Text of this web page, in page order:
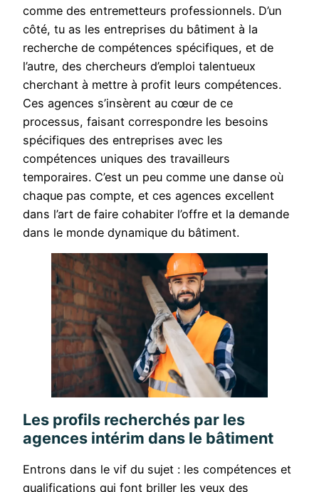
comme des entremetteurs professionnels. D’un
côté, tu as les entreprises du bâtiment à la
recherche de compétences spécifiques, et de
l’autre, des chercheurs d’emploi talentueux
cherchant à mettre à profit leurs compétences.
Ces agences s’insèrent au cœur de ce
processus, faisant correspondre les besoins
spécifiques des entreprises avec les
compétences uniques des travailleurs
temporaires. C’est un peu comme une danse où
chaque pas compte, et ces agences excellent
dans l’art de faire cohabiter l’offre et la demande
dans le monde dynamique du bâtiment.
Les profils recherchés par les
agences intérim dans le bâtiment
Entrons dans le vif du sujet : les compétences et
qualifications qui font briller les yeux des